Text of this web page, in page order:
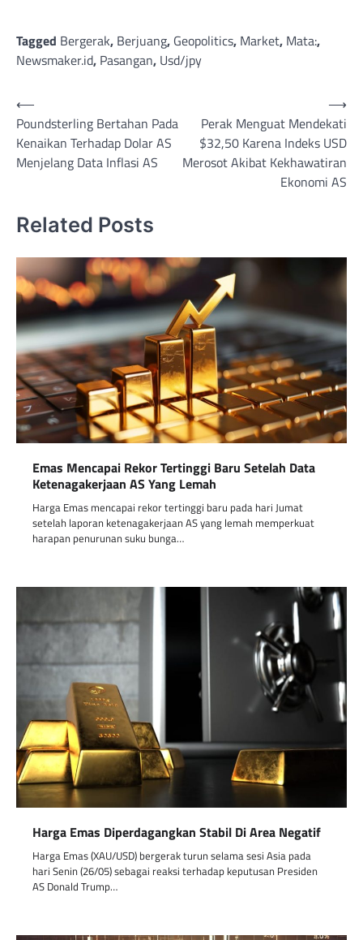
Tagged Bergerak, Berjuang, Geopolitics, Market, Mata:,
Newsmaker.id, Pasangan, Usd/jpy
Post
navigation
⟵
Poundsterling Bertahan Pada
Kenaikan Terhadap Dolar AS
Menjelang Data Inflasi AS
Perak Menguat Mendekati
$32,50 Karena Indeks USD
Merosot Akibat Kekhawatiran
Ekonomi AS
⟶
Related Posts
Emas Mencapai Rekor Tertinggi Baru Setelah Data
Ketenagakerjaan AS Yang Lemah
Harga Emas mencapai rekor tertinggi baru pada hari Jumat
setelah laporan ketenagakerjaan AS yang lemah memperkuat
harapan penurunan suku bunga…
Harga Emas Diperdagangkan Stabil Di Area Negatif
Harga Emas (XAU/USD) bergerak turun selama sesi Asia pada
hari Senin (26/05) sebagai reaksi terhadap keputusan Presiden
AS Donald Trump…